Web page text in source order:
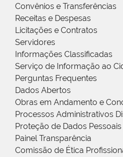
Convênios e Transferências
Receitas e Despesas
Licitações e Contratos
Servidores
Informações Classificadas
Serviço de Informação ao
Perguntas Frequentes
Dados Abertos
Obras em Andamento e
Processos Administrativos
Proteção de Dados
Painel Transparência
Comissão de Ética